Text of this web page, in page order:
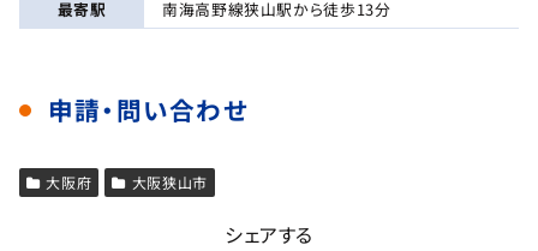
最寄駅
南海高野線狭山駅から徒歩13分
申請・問い合わせ
大阪府 大阪狭山市
シェアする